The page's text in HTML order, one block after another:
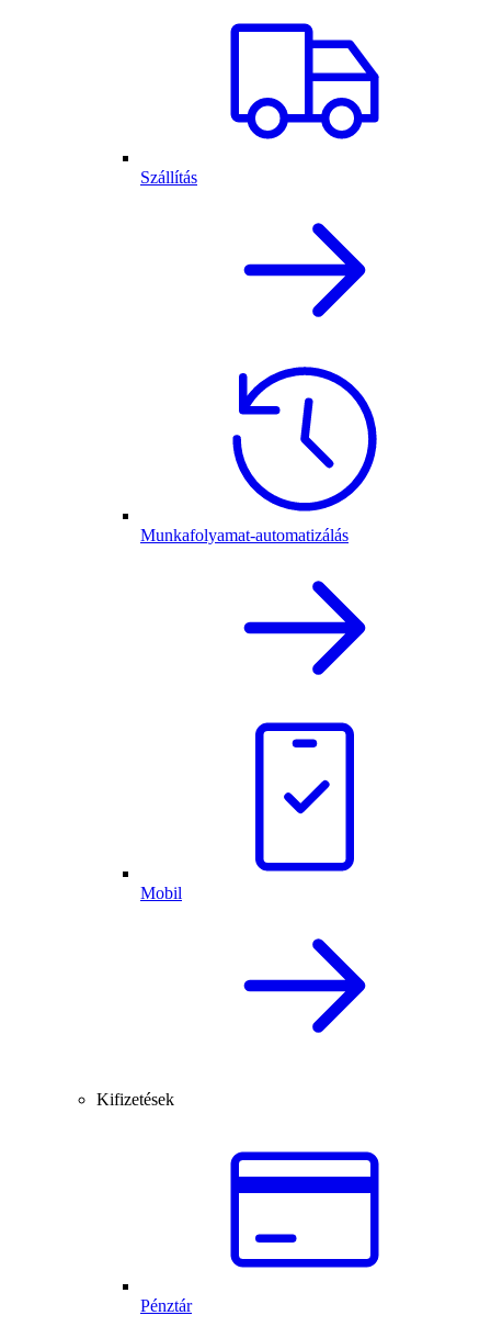
Szállítás
Munkafolyamat-automatizálás
Mobil
Kifizetések
Pénztár